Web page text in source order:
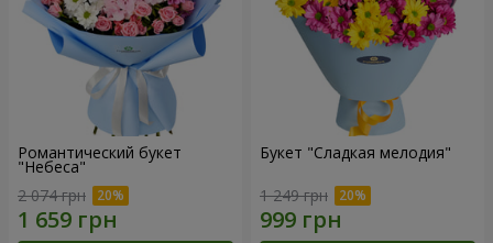
Романтический букет
"Небеса"
2 074 грн
Букет "Сладкая мелодия"
1 249 грн